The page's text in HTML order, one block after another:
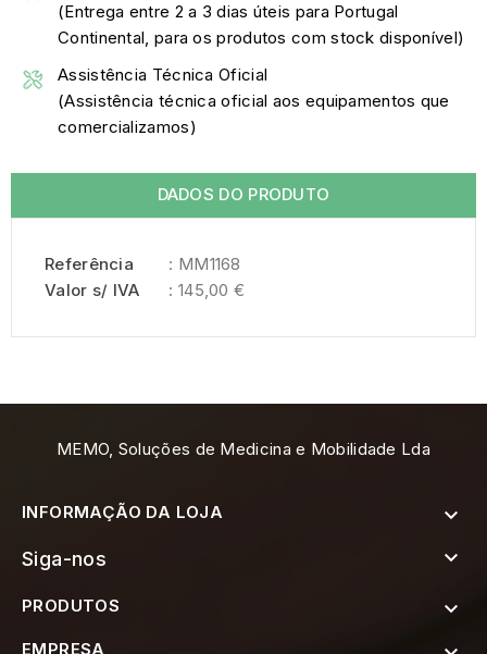
(Entrega entre 2 a 3 dias úteis para Portugal
Continental, para os produtos com stock disponível)
Assistência Técnica Oficial
(Assistência técnica oficial aos equipamentos que
comercializamos)
DADOS DO PRODUTO
Referência
: MM1168
Valor s/ IVA
: 145,00 €
MEMO, Soluções de Medicina e Mobilidade Lda
INFORMAÇÃO DA LOJA 
Siga-nos 
PRODUTOS 
EMPRESA